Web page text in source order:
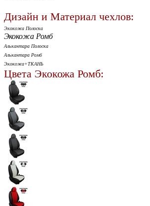
Дизайн и Материал чехлов:
Экокожа Полоска
Экокожа Ромб
Алькантара Полоска
Алькантара Ромб
Экокожа+ТКАНЬ
Цвета Экокожа Ромб: